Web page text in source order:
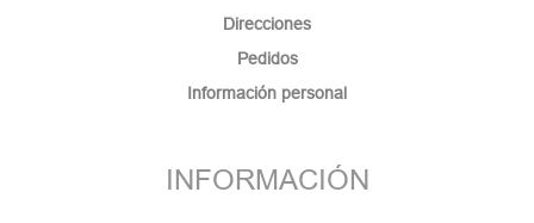
Direcciones
Pedidos
Información personal
INFORMACIÓN